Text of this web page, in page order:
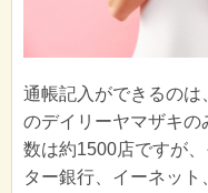
通帳記入ができるのは
のデイリーヤマザキ
数は約1500店ですが
ター銀行、イーネッ